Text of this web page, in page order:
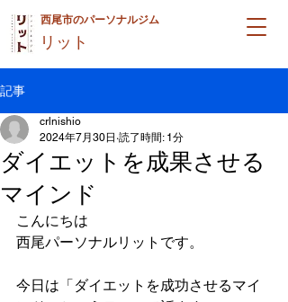
西尾市のパーソナルジム
リット
記事
ダイエットを成果させる
マインド
crlnishio
2024年7月30日 読了時間: 1分
こんにちは
西尾パーソナルリットです。
今日は「ダイエットを成功させるマイ